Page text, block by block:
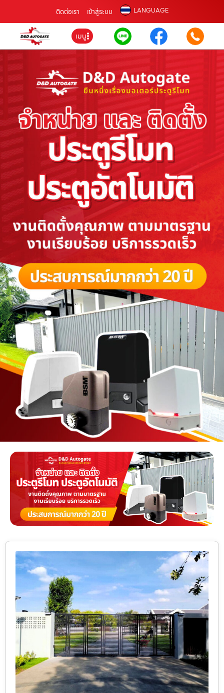
ติดต่อเรา เข้าสู่ระบบ LANGUAGE
เมนู